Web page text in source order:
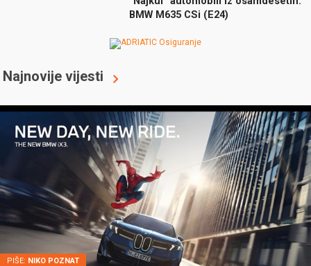
BMW M635 CSi (E24)
Najnovije vijesti
PIŠE: NIKO POZNAT